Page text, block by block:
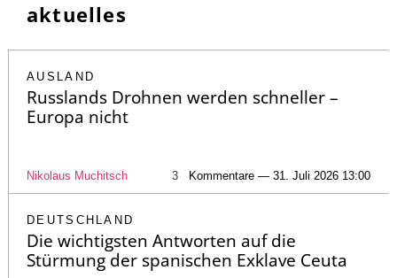
aktuelles
AUSLAND
Russlands Drohnen werden schneller –
Europa nicht
Nikolaus Muchitsch 3 Kommentare — 31. Juli 2026 13:00
DEUTSCHLAND
Die wichtigsten Antworten auf die
Stürmung der spanischen Exklave Ceuta